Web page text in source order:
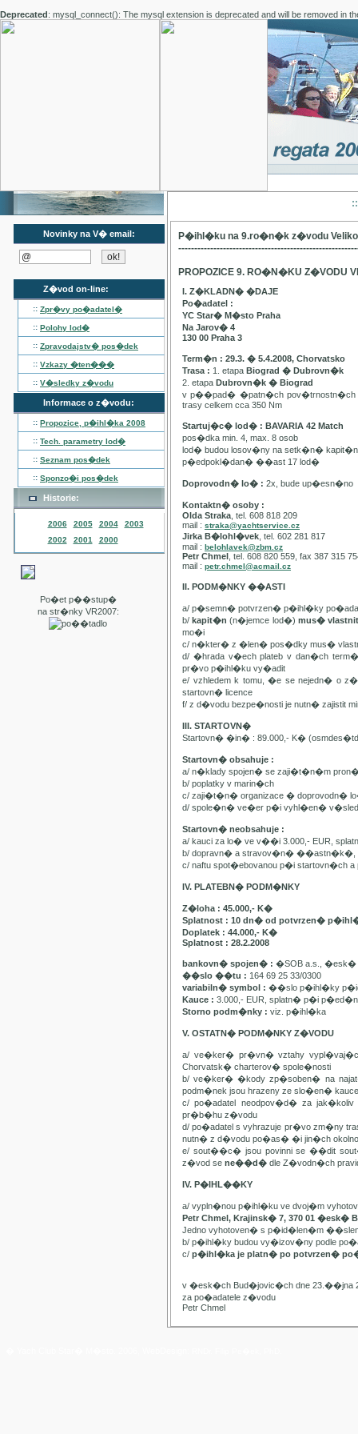
Deprecated: mysql_connect(): The mysql extension is deprecated and will be removed in
Novinky na V� email:
Z�vod on-line:
:: Zpr�vy po�adatel�
:: Polohy lod�
:: Zpravodajstv� pos�dek
:: Vzkazy �ten���
:: V�sledky z�vodu
Informace o z�vodu:
:: Propozice, p�ihl�ka 2008
:: Tech. parametry lod�
:: Seznam pos�dek
:: Sponzo�i pos�dek
Historie:
2006 2005 2004
2003
2002
2001 2000
Po�et p��stup�
na str�nky VR2007:
P�ihl�ku na 9.ro�n�k z�vodu
PROPOZICE 9. RO�N�KU Z�VODU
I. Z�KLADN� �DAJE
Po�adatel :
YC Star� M�sto Praha
Na Jarov� 4
130 00 Praha 3
Term�n : 29.3. � 5.4.2008, Chorvatsko
Trasa : 1. etapa Biograd � Dubrovn�k
2. etapa Dubrovn�k � Biograd
v p��pad� �patn�ch pov�trnostn�ch
trasy celkem cca 350 Nm
Startuj�c� lod� : BAVARIA 42 Match
pos�dka min. 4, max. 8 osob
lod� budou losov�ny na setk�n�
p�edpokl�dan� ��ast 17 lod�
Doprovodn� lo� : 2x, bude up�esn�no
Kontaktn� osoby :
Olda Straka , tel. 608 818 209
mail : straka@yachtservice.cz
Jirka B�lohl�vek , tel. 602 281 817
mail : belohlavek@zbm.cz
Petr Chmel , tel. 608 820 559, fax 387 315
mail : petr.chmel@acmail.cz
II. PODM�NKY ��ASTI
a/ p�semn� potvrzen� p�ihl�ky
b/kapit�n(n�jemce lod�) mus�
mo�i
c/ n�kter� z �len� pos�dky mus�
d/ �hrada v�ech plateb v dan�ch
pr�vo p�ihl�ku vy�adit
e/ vzhledem k tomu, �e se nejedn� o
startovn� licence
f/ z d�vodu bezpe�nosti je nutn� zajistit
III. STARTOVN�
Startovn� �in� : 89.000,- K�
Startovn� obsahuje :
a/ n�klady spojen� se zaji�t�n�m
b/ poplatky v marin�ch
c/ zaji�t�n� organizace � doprovodn�
d/ spole�n� ve�er p�i vyhl�en�
Startovn� neobsahuje :
a/ kauci za lo� ve v��i 3.000,- EUR,
b/ dopravn� a stravov�n� ��astn�k�,
c/ naftu spot�ebovanou p�i startovn�ch
IV. PLATEBN� PODM�NKY
Z�loha : 45.000,- K�
Splatnost : 10 dn� od potvrzen�
Doplatek : 44.000,- K�
Splatnost : 28.2.2008
bankovn� spojen� : �SOB a.s., �esk�
��slo ��tu : 164 69 25 33/0300
variabiln� symbol : ��slo p�ihl�ky
Kauce : 3.000,- EUR, splatn� p�i
Storno podm�nky : viz. p�ihl�ka
V. OSTATN� PODM�NKY Z�VODU
a/ ve�ker� pr�vn� vztahy
Chorvatsk� charterov� spole�nosti
b/ ve�ker� �kody zp�soben� na
podm�nek jsou hrazeny ze slo�en� kauce
c/ po�adatel neodpov�d� za
pr�b�hu z�vodu
d/ po�adatel s vyhrazuje pr�vo zm�ny
nutn� z d�vodu po�as� �i jin�ch
e/ sout��c� jsou povinni se ��dit
z�vod se ne��d� dle Z�vodn�ch
IV. P�IHL��KY
a/ vypln�nou p�ihl�ku ve dvoj�m
Petr Chmel, Krajinsk� 7, 370 01 �esk�
Jedno vyhotoven� s p�id�len�m
b/ p�ihl�ky budou vy�izov�ny podle
c/ p�ihl�ka je platn� po potvrzen�
v �esk�ch Bud�jovic�ch dne 23.��jna
za po�adatele z�vodu
Petr Chmel